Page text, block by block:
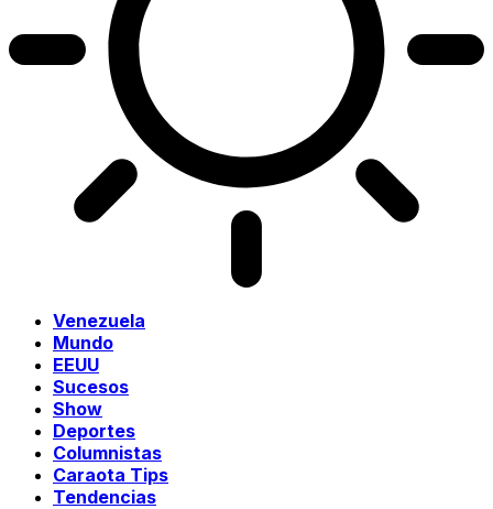
Venezuela
Mundo
EEUU
Sucesos
Show
Deportes
Columnistas
Caraota Tips
Tendencias